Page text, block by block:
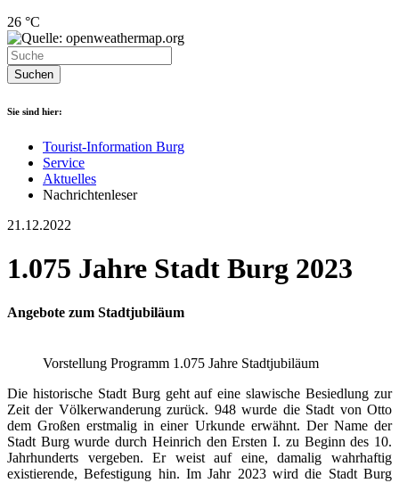
26 °C
Suchen
Sie sind hier:
Tourist-Information Burg
Service
Aktuelles
Nachrichtenleser
21.12.2022
1.075 Jahre Stadt Burg 2023
Angebote zum Stadtjubiläum
Vorstellung Programm 1.075 Jahre Stadtjubiläum
Die historische Stadt Burg geht auf eine slawische Besiedlung zur
Zeit der Völkerwanderung zurück. 948 wurde die Stadt von Otto
dem Großen erstmalig in einer Urkunde erwähnt. Der Name der
Stadt Burg wurde durch Heinrich den Ersten I. zu Beginn des 10.
Jahrhunderts vergeben. Er weist auf eine, damalig wahrhaftig
existierende, Befestigung hin. Im Jahr 2023 wird die Stadt Burg